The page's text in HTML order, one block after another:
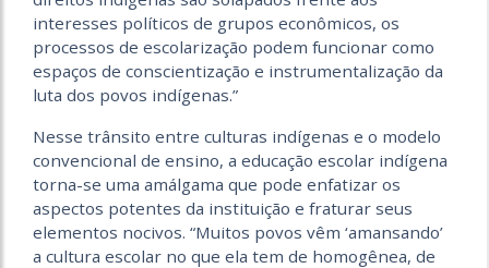
interesses políticos de grupos econômicos, os
processos de escolarização podem funcionar como
espaços de conscientização e instrumentalização da
luta dos povos indígenas.”
Nesse trânsito entre culturas indígenas e o modelo
convencional de ensino, a educação escolar indígena
torna-se uma amálgama que pode enfatizar os
aspectos potentes da instituição e fraturar seus
elementos nocivos. “Muitos povos vêm ‘amansando’
a cultura escolar no que ela tem de homogênea, de